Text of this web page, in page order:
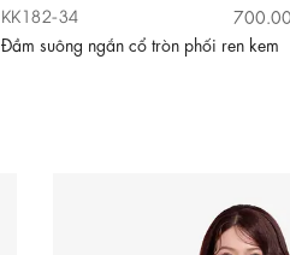
KK182-34
Đầm suông ngắn cổ tròn phối ren kem